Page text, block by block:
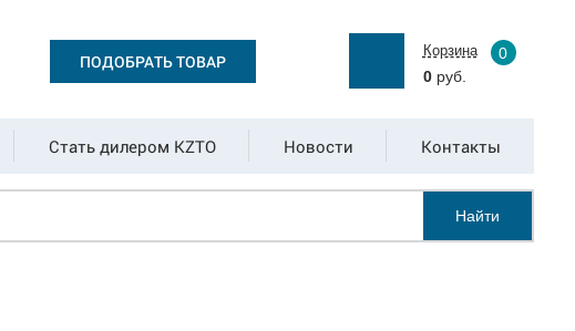
ПОДОБРАТЬ ТОВАР
Корзина
0
0руб.
Стать дилером KZTO Новости Контакты
Найти